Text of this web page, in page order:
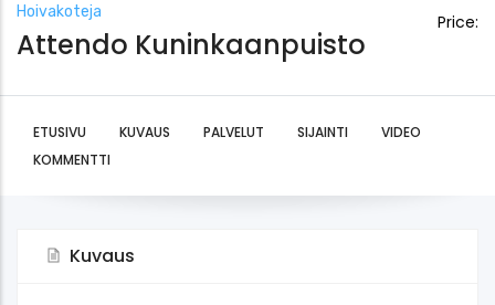
Hoivakoteja
Attendo Kuninkaanpuisto
Price:
ETUSIVU KUVAUS PALVELUT SIJAINTI
VIDEO
KOMMENTTI
Kuvaus